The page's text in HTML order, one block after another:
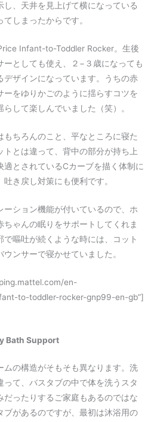
、天井を見上げて横になっている
しまったからです。
Infant-to-Toddler Rocker。生後
としても使え、２−３歳になっても
デザインになっています。うちの赤
ーをゆりかごのように揺らすコツを
して楽しんでいました（笑）。
ちろんのこと、平なところに寝た
とは違って、背中の部分が持ち上
とされているCカーブを描く体制に
き戻し対策にも便利です。
ーション機能が付いているので、ホ
ちゃんの眠りをサポートしてくれま
嘔吐が続くような時には、コット
ンサーで寝かせていました。
en-
to-toddler-rocker-gnp99-en-gb”]
Bath Support
ムの構造がそもそも異なります。洗
て、バスタブの中で体を洗うスタ
だったりするご家庭もあるのではな
ブがあるのですが、最初は沐浴用の